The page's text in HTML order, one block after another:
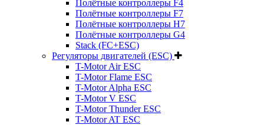
Полётные контроллеры F4
Полётные контроллеры F7
Полётные контроллеры H7
Полётные контроллеры G4
Stack (FC+ESC)
Регуляторы двигателей (ESC)
T-Motor Air ESC
T-Motor Flame ESC
T-Motor Alpha ESC
T-Motor V ESC
T-Motor Thunder ESC
T-Motor AT ESC